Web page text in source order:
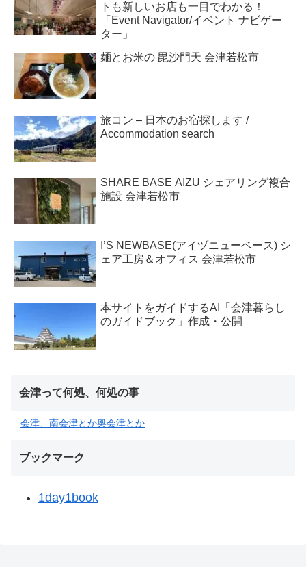
トも新しいお店も一目でわかる！
「Event Navigator/イベント ナビゲー
ター」
麺とお米の 毘沙門天 会津若松市
旅コン – 日本のお宿探します /
Accommodation search
SHARE BASE AIZU シェアリング複合
施設 会津若松市
I’S NEWBASE(アイヅニューベース) シ
ェア工房＆オフィス 会津若松市
本サイトをガイドするAI「会津暮らし
のガイドブック」作成・公開
会津って何処、何処の事
会津、南会津とか奥会津とか
ブックマーク
1day1book